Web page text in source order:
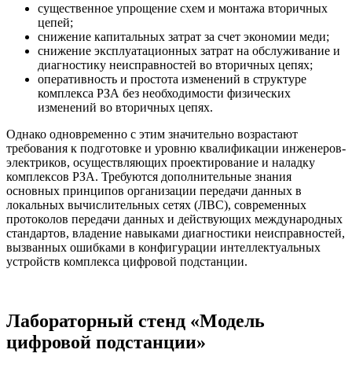
существенное упрощение схем и монтажа вторичных
цепей;
снижение капитальных затрат за счет экономии меди;
снижение эксплуатационных затрат на обслуживание и
диагностику неисправностей во вторичных цепях;
оперативность и простота изменений в структуре
комплекса РЗА без необходимости физических
изменений во вторичных цепях.
Однако одновременно с этим значительно возрастают
требования к подготовке и уровню квалификации инженеров-
электриков, осуществляющих проектирование и наладку
комплексов РЗА. Требуются дополнительные знания
основных принципов организации передачи данных в
локальных вычислительных сетях (ЛВС), современных
протоколов передачи данных и действующих международных
стандартов, владение навыками диагностики неисправностей,
вызванных ошибками в конфигурации интеллектуальных
устройств комплекса цифровой подстанции.
Лабораторный стенд «Модель
цифровой подстанции»